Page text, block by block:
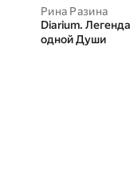
Рина Разина
Diarium. Легенда
одной Души